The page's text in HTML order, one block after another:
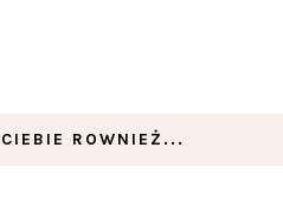
ROWNIEŻ...